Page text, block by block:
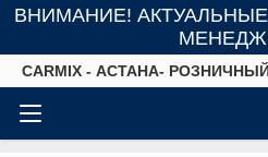
ВНИМАНИЕ!
СARMIX - АСТАНА-